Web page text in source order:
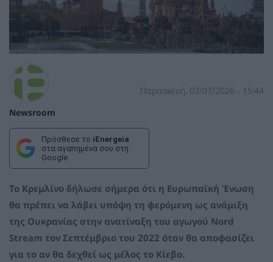
Newsroom
Παρασκευή, 03/07/2026 - 15:44
Πρόσθεσε το iEnergeia
στα αγαπημένα σου στη
Google
Το Κρεμλίνο δήλωσε σήμερα ότι η Ευρωπαϊκή Ένωση
θα πρέπει να λάβει υπόψη τη φερόμενη ως ανάμιξη
της Ουκρανίας στην ανατίναξη του αγωγού Nord
Stream τον Σεπτέμβριο του 2022 όταν θα αποφασίζει
για το αν θα δεχθεί ως μέλος το Κίεβο.